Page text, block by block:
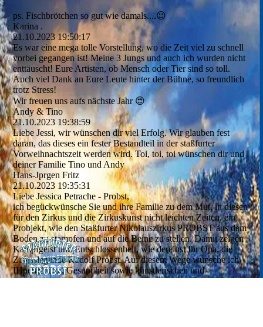
ps. Fischbrötchen so gut wie damals....😉
Karina .
21.10.2023 19:50:17
Es war eine mega tolle Vorstellung, wo die Zeit viel zu schnell
vorbei gegangen ist! Meine 3 Jungs und auch ich wurden nicht
enttäuscht! Eure Artisten, ob Mensch oder Tier sind so toll.
Auch viel Dank an Eure Leute hinter der Bühne, so freundlich
trotz Stress!
Wir freuen uns aufs nächste Jahr 😍
Andy & Tino
21.10.2023 19:38:59
Liebe Jessi, wir wünschen dir viel Erfolg. Wir glauben fest
daran, das dieses ein fester Bestandteil in der staßfurter
Vorweihnachtszeit werden wird. Toi, toi, toi wünschen dir und
deiner Familie Tino und Andy
Hans-Jprgen Fritz
21.10.2023 19:35:31
Liebe Jessica Petrache - Probst,
ich begückwünsche Sie und ihre Familie zu dem Mut, in diesen
für den Zirkus und die Zirkuskunst nicht leichten Zeiten. ein
Probjekt, wie den Staßfurter Nikolauszirkus PROBST aus dem
Boden zu stampfen und auf die Beine zu stellen. Damit zeigen
Kampfgeist und Entschlossenheit, wie dereinst Ihr Opa, die
Zirkuslegende Rudolf Probst. Auf diesem Wege wünsche ich
IHnen Glück, Gesundheit sowie künstlerischen und
geschäftlichen Erfolg, aber die Staßfurter haben Rudolf Probst